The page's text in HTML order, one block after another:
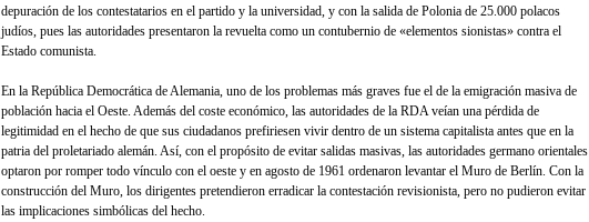
depuración de los contestatarios en el partido y la universidad, y con la salida de Polonia de 25.000 polacos
judíos, pues las autoridades presentaron la revuelta como un contubernio de «elementos sionistas» contra el
Estado comunista.
En la República Democrática de Alemania, uno de los problemas más graves fue el de la emigración masiva de
población hacia el Oeste. Además del coste económico, las autoridades de la RDA veían una pérdida de
legitimidad en el hecho de que sus ciudadanos prefiriesen vivir dentro de un sistema capitalista antes que en la
patria del proletariado alemán. Así, con el pro­pósito de evitar salidas masivas, las autorida­des germano orientales
optaron por romper todo vínculo con el oeste y en agosto de 1961 ordenaron levantar el Muro de Berlín. Con la
construc­ción del Muro, los dirigentes pretendieron erradicar la contestación revisionista, pero no pudieron evitar
las implicaciones simbólicas del hecho.